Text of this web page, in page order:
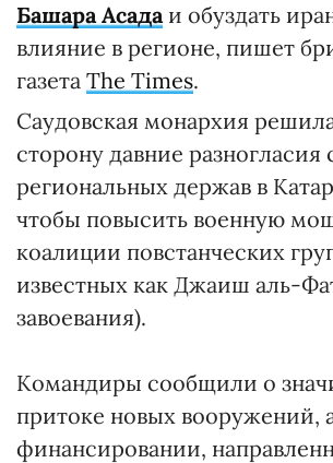
Башара Асадаи обуздать
влияние в регионе, пишет
газета The Times.
Саудовская монархия
сторону давние разногласия
региональных держав в
чтобы повысить военную
коалиции повстанческих
известных как Джаиш аль-
завоевания).
Командиры сообщили о
притоке новых вооружений,
финансировании,